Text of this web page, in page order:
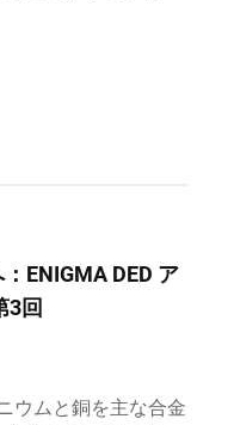
使用されていま
ENIGMA DED ア
3回
ウムと銅を主な合金